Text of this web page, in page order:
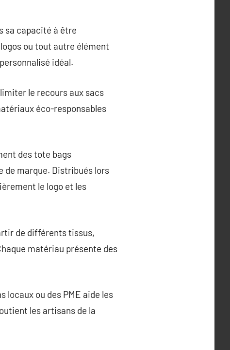
sa capacité à être
ou tout autre élément
idéal.
le recours aux sacs
éco-responsables
des tote bags
de marque. Distribués lors
le logo et les
de différents tissus,
matériau présente des
ou des PME aide les
les artisans de la